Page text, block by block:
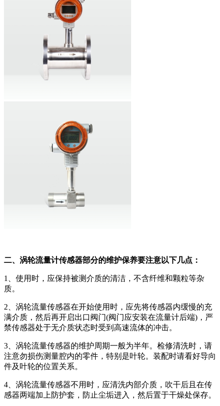
二、涡轮流量计传感器部分的维护保养要注意以下几点：
1、使用时，应保持被测介质的清洁，不含纤维和颗粒等杂
质。
2、涡轮流量传感器在开始使用时，应先将传感器内缓慢的充
满介质，然后再开启出口阀门(阀门应安装在流量计后端)，严
禁传感器处于无介质状态时受到高速流体的冲击。
3、涡轮流量传感器的维护周期一般为半年。检修清洗时，请
注意勿损伤测量腔内的零件，特别是叶轮。装配时请看好导向
件及叶轮的位置关系。
4、涡轮流量传感器不用时，应清洗内部介质，吹干后且在传
感器两端加上防护套，防止尘垢进入，然后置于干燥处保存。